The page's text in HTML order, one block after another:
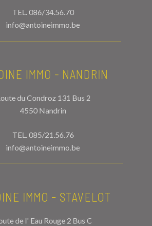
TEL.086/34.56.70
info@antoineimmo.be
IMMO - NANDRIN
du Condroz 131 Bus 2
4550 Nandrin
TEL.085/21.56.76
info@antoineimmo.be
IMMO - STAVELOT
de l' Eau Rouge 2 Bus C